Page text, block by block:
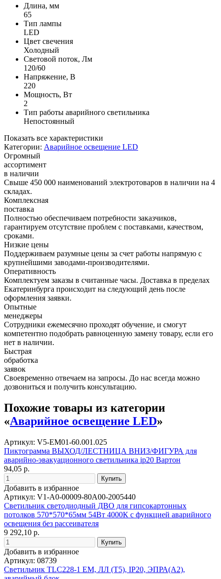
Длина, мм
65
Тип лампы
LED
Цвет свечения
Холодный
Световой поток, Лм
120/60
Напряжение, В
220
Мощность, Вт
2
Тип работы аварийного светильника
Непостоянный
Показать все характеристики
Категории: Аварийное освещение LED
Огромный
ассортимент
в наличии
Свыше 450 000 наименований электротоваров в наличии на 4
складах.
Комплексная
поставка
Полностью обеспечиваем потребности заказчиков,
гарантируем отсутствие проблем с поставками, качеством,
сроками.
Низкие цены
Поддерживаем разумные цены за счет работы напрямую с
крупнейшими заводами-производителями.
Оперативность
Комплектуем заказы в считанные часы. Доставка в пределах
Екатеринбурга происходит на следующий день после
оформления заявки.
Опытные
менеджеры
Сотрудники ежемесячно проходят обучение, и смогут
компетентно подобрать равноценную замену товару, если его
нет в наличии.
Быстрая
обработка
заявок
Своевременно отвечаем на запросы. До нас всегда можно
дозвониться и получить консультацию.
Похожие товары из категории
«Аварийное освещение LED»
Артикул: V5-EM01-60.001.025
Пиктограмма ВЫХОД/ЛЕСТНИЦА ВНИЗ/ФИГУРА для
аварийно-эвакуационного светильника ip20 Вартон
94,05 р.
Добавить в избранное
Артикул: V1-A0-00009-80A00-2005440
Светильник светодиодный ДВО для гипсокартонных
потолков 570*570*65мм 54Вт 4000К с функцией аварийного
освещения без рассеивателя
9 292,10 р.
Добавить в избранное
Артикул: 08739
Светильник TLC228-1 EM, ЛЛ (T5), IP20, ЭПРА(A2),